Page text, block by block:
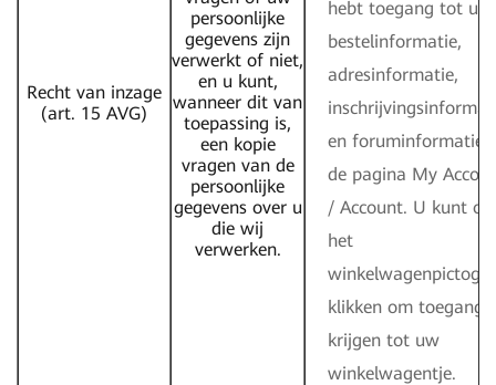
Recht van inzage
(art. 15 AVG)
persoonlijke
gegevens zijn
verwerkt of niet,
en u kunt,
wanneer dit van
toepassing is,
een kopie
vragen van de
persoonlijke
gegevens over u
die wij
verwerken.
hebt toegang tot uw
bestelinformatie,
adresinformatie,
en foruminformatie
de pagina My
/ Account. U kunt op
het
klikken om toegang
krijgen tot uw
winkelwagentje.